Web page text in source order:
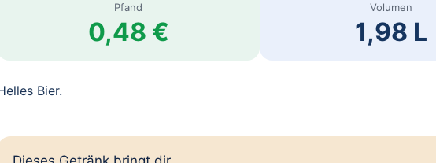
Pfand
0,48 €
Volumen
1,98 L
Bier.